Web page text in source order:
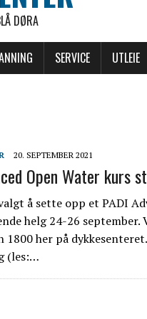
DØRA
SERVICE UTLEIE
20. SEPTEMBER 2021
Open Water kurs
å sette opp et PADI
helg 24-26
1800 her på
(les:…